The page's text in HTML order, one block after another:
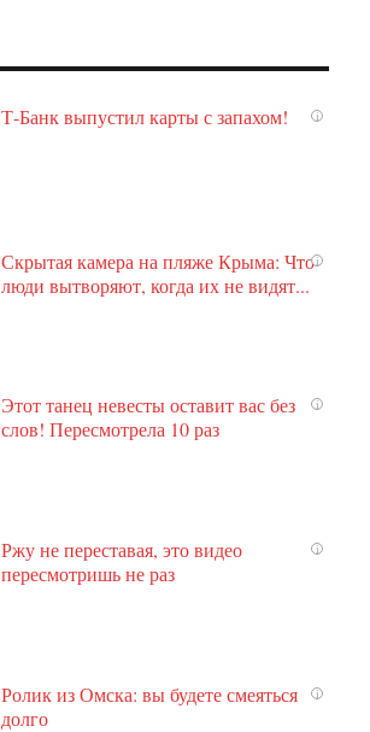
i
Т-Банк выпустил карты с запахом!
i
Скрытая камера на пляже Крыма: Что
люди вытворяют, когда их не видят...
i
Этот танец невесты оставит вас без
слов! Пересмотрела 10 раз
i
Ржу не переставая, это видео
пересмотришь не раз
i
Ролик из Омска: вы будете смеяться
долго